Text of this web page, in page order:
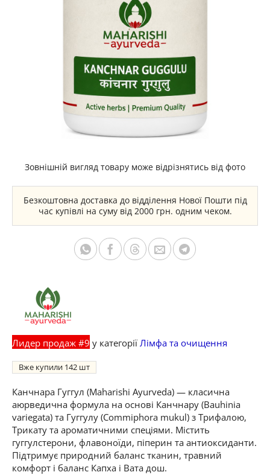
Зовнішній вигляд товару може відрізнятись від фото
Безкоштовна доставка до відділення Нової Пошти під
час купівлі на суму від 2000 грн. одним чеком.
Лидер продаж #9 у категорії Лімфа та очищення
Вже купили 142
Канчнара Гуггул (Maharishi Ayurveda) — класична
аюрведична формула на основі Канчнару (Bauhinia
variegata) та Гуггулу (Commiphora mukul) з Трифалою,
Трикату та ароматичними спеціями. Містить
гуггулстерони, флавоноїди, піперин та антиоксиданти.
Підтримує природний баланс тканин, травний
комфорт і баланс Капха і Вата дош.